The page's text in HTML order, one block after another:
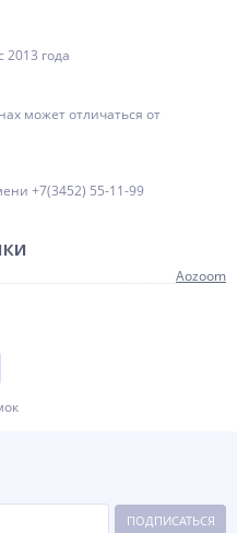
года
может отличаться от
+7(3452) 55-11-99
Aozoom
ПОДПИСАТЬСЯ